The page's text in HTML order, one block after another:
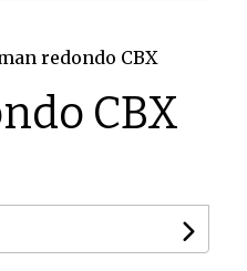
redondo CBX
CBX